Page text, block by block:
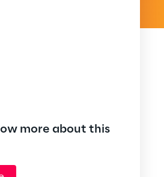
more about this